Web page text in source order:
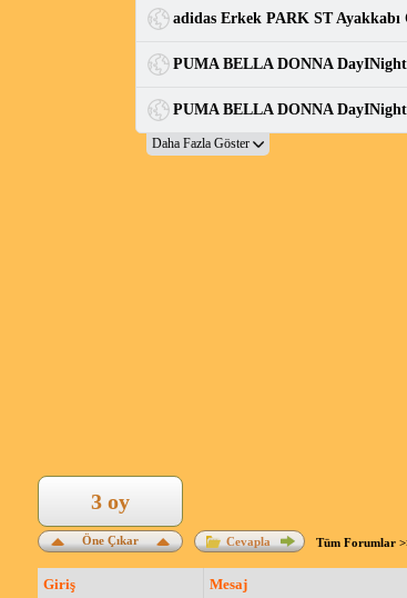
Öne Çıkar
3 oy
Cevapla Tüm Forumlar
Giriş Mesaj